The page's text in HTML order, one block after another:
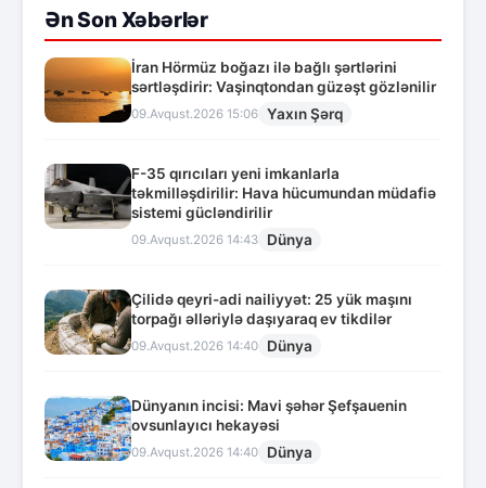
Ən Son Xəbərlər
İran Hörmüz boğazı ilə bağlı şərtlərini
sərtləşdirir: Vaşinqtondan güzəşt gözlənilir
09.Avqust.2026 15:06 Yaxın Şərq
F-35 qırıcıları yeni imkanlarla
təkmilləşdirilir: Hava hücumundan müdafiə
sistemi gücləndirilir
09.Avqust.2026 14:43 Dünya
Çilidə qeyri-adi nailiyyət: 25 yük maşını
torpağı əlləriylə daşıyaraq ev tikdilər
09.Avqust.2026 14:40 Dünya
Dünyanın incisi: Mavi şəhər Şefşauenin
ovsunlayıcı hekayəsi
09.Avqust.2026 14:40 Dünya